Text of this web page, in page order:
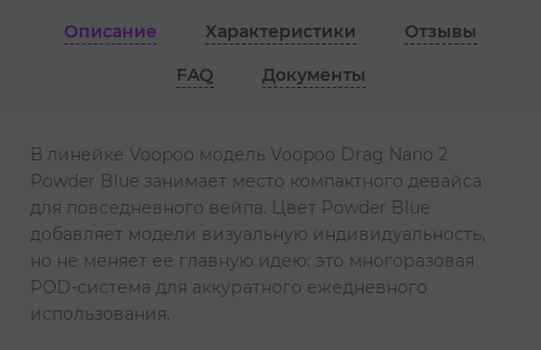
Описание Характеристики
Отзывы
FAQ
Документы
В линейке Voopoo модель Voopoo Drag Nano 2
Powder Blue занимает место компактного девайса
для повседневного вейпа. Цвет Powder Blue
добавляет модели визуальную индивидуальность,
но не меняет ее главную идею: это многоразовая
POD-система для аккуратного ежедневного
использования.